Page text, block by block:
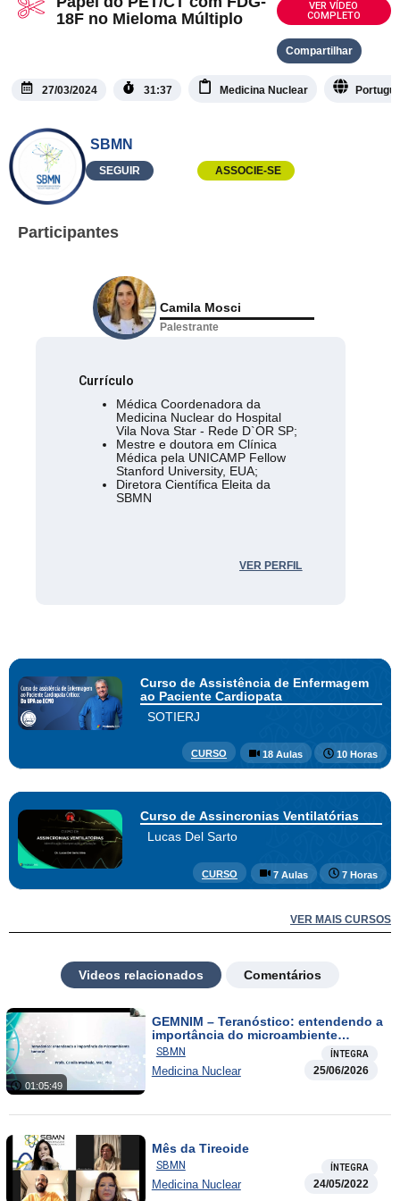
18F no Mieloma Múltiplo
VER VÍDEO
COMPLETO
Compartilhar
27/03/2024 31:37 Medicina Nuclear
SBMN
SEGUIR ASSOCIE-SE
Participantes
Camila Mosci
Palestrante
Currículo
Médica Coordenadora da
Medicina Nuclear do Hospital
Vila Nova Star - Rede D`OR SP;
Mestre e doutora em Clínica
Médica pela UNICAMP Fellow
Stanford University, EUA;
Diretora Científica Eleita da
SBMN
VER PERFIL
Curso de Assistência de Enfermagem
ao Paciente Cardiopata
SOTIERJ
CURSO 18 Aulas 10 Horas
Curso de Assincronias Ventilatórias
Lucas Del Sarto
CURSO 7 Aulas 7 Horas
VER MAIS CURSOS
Videos relacionados Comentários
01:05:49
GEMNIM – Teranóstico: entendendo a
importância do microambiente
tumoral
SBMN ÍNTEGRA
Medicina Nuclear 25/06/2026
Mês da Tireoide
SBMN ÍNTEGRA
Medicina Nuclear 24/05/2022